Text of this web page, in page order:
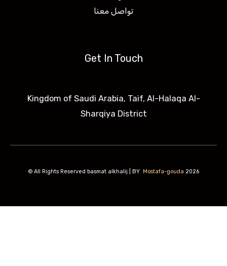
تواصل معنا
Get In Touch
Kingdom of Saudi Arabia, Taif, Al-Halaqa Al-
Sharqiya District
All Rights Reserved basmat alkhalij | BY Mostafa-gouda2026 ©